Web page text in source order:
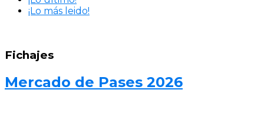
¡Lo más leido!
Fichajes
Mercado de Pases 2026